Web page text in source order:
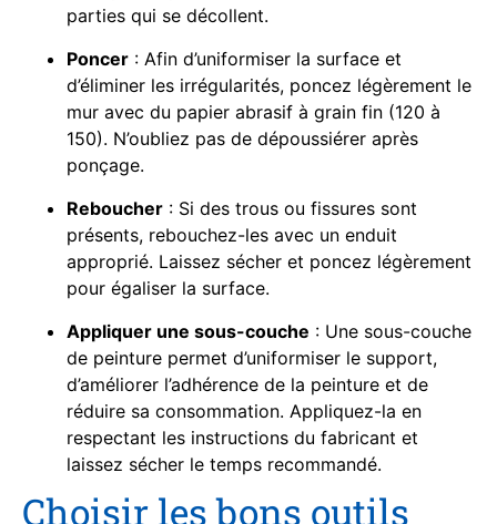
parties qui se décollent.
Poncer : Afin d’uniformiser la surface et
d’éliminer les irrégularités, poncez légèrement le
mur avec du papier abrasif à grain fin (120 à
150). N’oubliez pas de dépoussiérer après
ponçage.
Reboucher : Si des trous ou fissures sont
présents, rebouchez-les avec un enduit
approprié. Laissez sécher et poncez légèrement
pour égaliser la surface.
Appliquer une sous-couche : Une sous-couche
de peinture permet d’uniformiser le support,
d’améliorer l’adhérence de la peinture et de
réduire sa consommation. Appliquez-la en
respectant les instructions du fabricant et
laissez sécher le temps recommandé.
Choisir les bons outils